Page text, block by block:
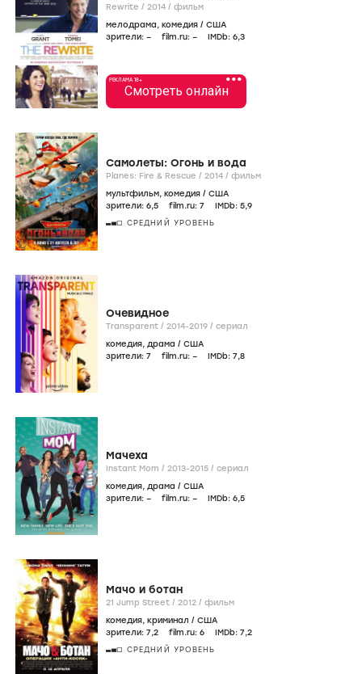
Rewrite / 2014 / фильм
мелодрама, комедия / США
зрители: – film.ru: – IMDb: 6,3
•••
РЕКЛАМА 18+
Смотреть онлайн
Самолеты: Огонь и вода
Planes: Fire & Rescue / 2014 / фильм
мультфильм, комедия / США
зрители: 6,5 film.ru: 7 IMDb: 5,9
СРЕДНИЙ УРОВЕНЬ
Очевидное
Transparent / 2014-2019 / сериал
комедия, драма / США
зрители: 7 film.ru: – IMDb: 7,8
Мачеха
Instant Mom / 2013-2015 / сериал
комедия, драма / США
зрители: – film.ru: – IMDb: 6,5
Мачо и ботан
21 Jump Street / 2012 / фильм
комедия, криминал / США
зрители: 7,2 film.ru: 6 IMDb: 7,2
СРЕДНИЙ УРОВЕНЬ